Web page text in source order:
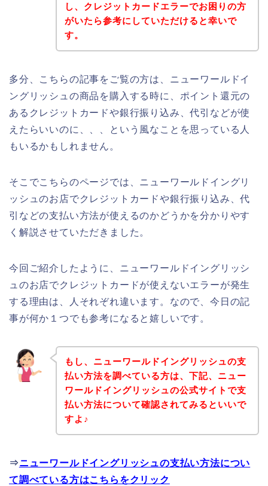
し、クレジットカードエラーでお困りの方
がいたら参考にしていただけると幸いで
す。
多分、こちらの記事をご覧の方は、ニューワールドイ
ングリッシュの商品を購入する時に、ポイント還元の
あるクレジットカードや銀行振り込み、代引などが使
えたらいいのに、、、という風なことを思っている人
もいるかもしれません。
そこでこちらのページでは、ニューワールドイングリ
ッシュのお店でクレジットカードや銀行振り込み、代
引などの支払い方法が使えるのかどうかを分かりやす
く解説させていただきました。
今回ご紹介したように、ニューワールドイングリッシ
ュのお店でクレジットカードが使えないエラーが発生
する理由は、人それぞれ違います。なので、今日の記
事が何か１つでも参考になると嬉しいです。
もし、ニューワールドイングリッシュの支
払い方法を調べている方は、下記、ニュー
ワールドイングリッシュの公式サイトで支
払い方法について確認されてみるといいで
すよ♪
⇒ニューワールドイングリッシュの支払い方法につい
て調べている方はこちらをクリック